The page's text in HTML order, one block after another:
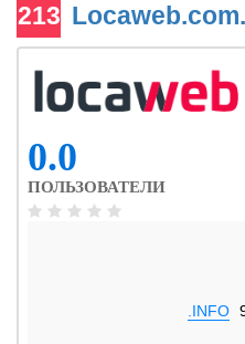
213
0.0
ПОЛЬЗОВАТЕЛИ
.INFO